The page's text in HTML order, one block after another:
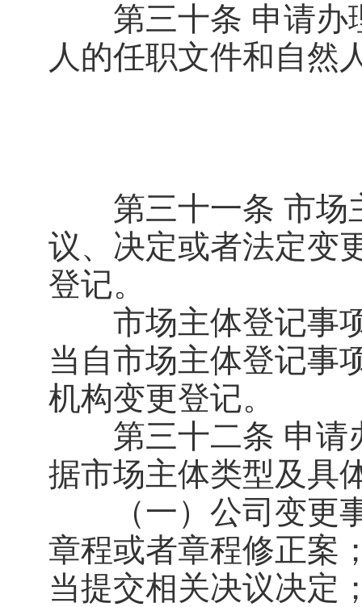
第三十条 申请办
人的任职文件和自然
第三十一条 市场
议、决定或者法定变
登记。
市场主体登记事项
当自市场主体登记事
机构变更登记。
第三十二条 申请
据市场主体类型及具
（一）公司变更事
章程或者章程修正案
当提交相关决议决定